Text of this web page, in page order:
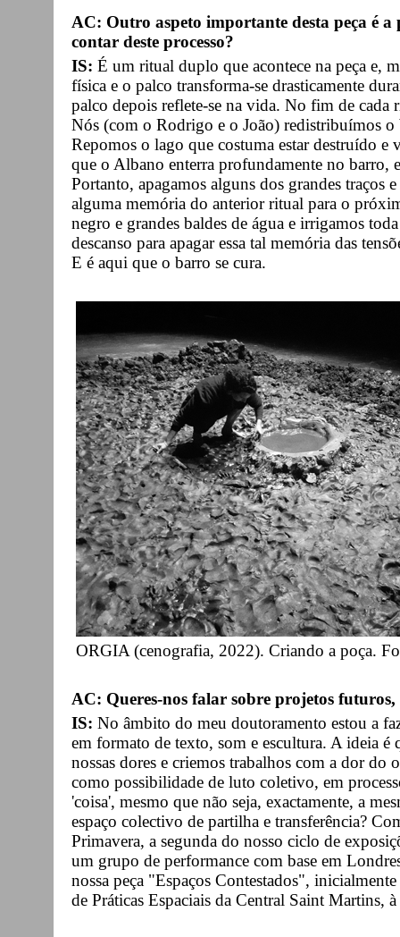
AC: Outro aspeto importante desta peça é
contar deste processo?
IS: É um ritual duplo que acontece na peça e,
física e o palco transforma-se drasticamente
palco depois reflete-se na vida. No fim de cada
Nós (com o Rodrigo e o João) redistribuímos
Repomos o lago que costuma estar destruído
que o Albano enterra profundamente no barro,
Portanto, apagamos alguns dos grandes traços
alguma memória do anterior ritual para o
negro e grandes baldes de água e irrigamos
descanso para apagar essa tal memória das
E é aqui que o barro se cura.
ORGIA (cenografia, 2022). Criando a poça.
AC: Queres-nos falar sobre projetos futuros,
IS: No âmbito do meu doutoramento estou a
em formato de texto, som e escultura. A ideia é
nossas dores e criemos trabalhos com a dor
como possibilidade de luto coletivo, em
'coisa', mesmo que não seja, exactamente, a
espaço colectivo de partilha e transferência?
Primavera, a segunda do nosso ciclo de
um grupo de performance com base em
nossa peça "Espaços Contestados",
de Práticas Espaciais da Central Saint Martins,